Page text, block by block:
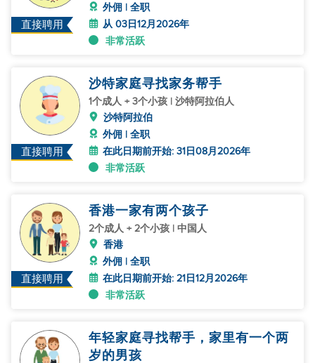
直接聘用
外佣 | 全职
从 03日12月2026年
非常活跃
直接聘用
沙特家庭寻找家务帮手
1个成人 + 3个小孩 | 沙特阿拉伯人
沙特阿拉伯
外佣 | 全职
在此日期前开始: 31日08月2026年
非常活跃
直接聘用
香港一家有两个孩子
2个成人 + 2个小孩 | 中国人
香港
外佣 | 全职
在此日期前开始: 21日12月2026年
非常活跃
年轻家庭寻找帮手，家里有一个两
岁的男孩